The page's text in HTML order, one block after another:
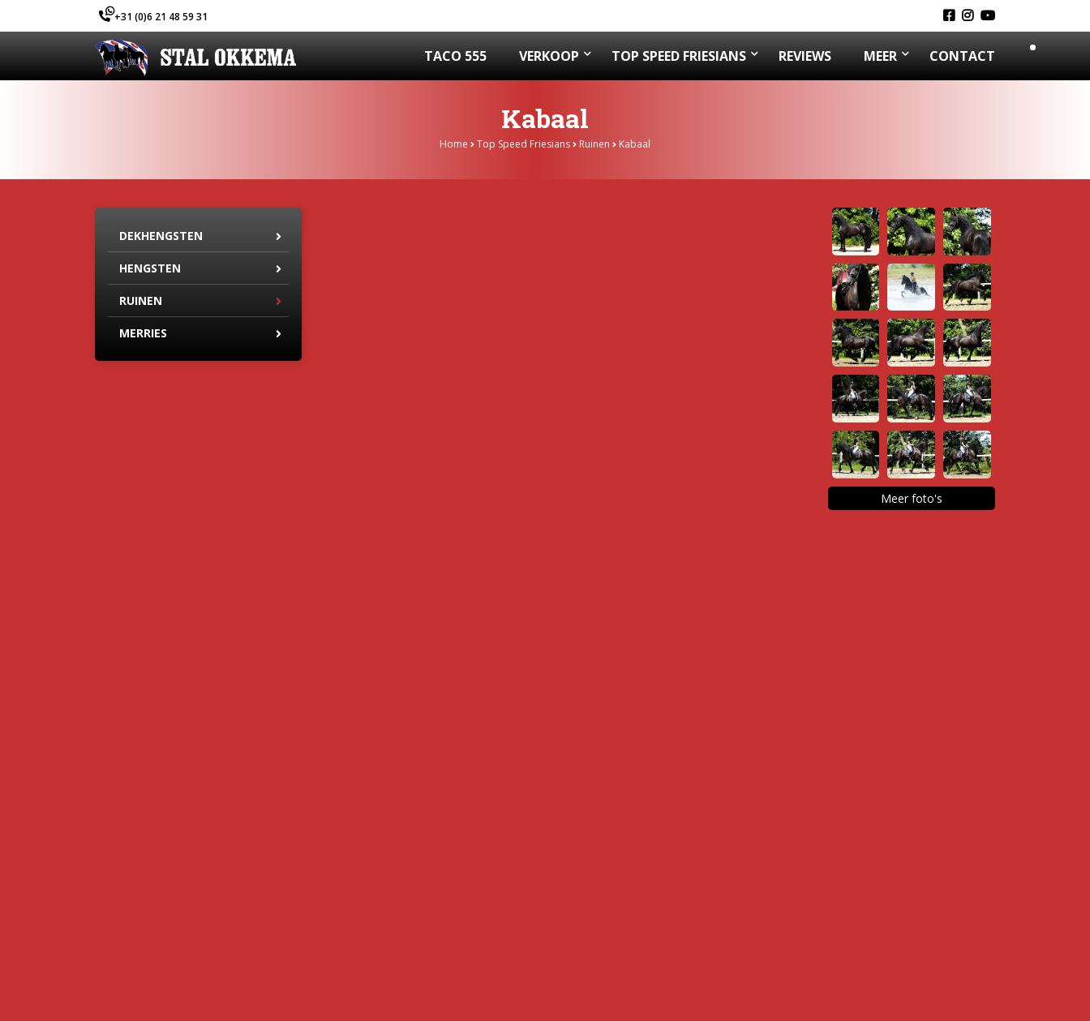
+31 (0)6 21 48 59 31
TACO 555 VERKOOP TOP SPEED FRIESIANS REVIEWS MEER CONTACT
Kabaal
Home Top Speed Friesians Ruinen Kabaal
DEKHENGSTEN
HENGSTEN
RUINEN
MERRIES
Meer foto's